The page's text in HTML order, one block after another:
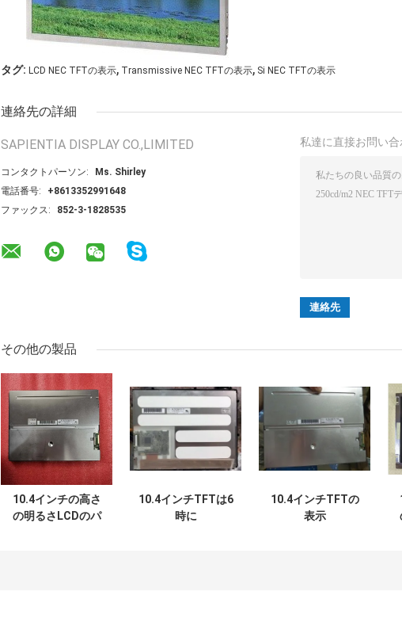
タグ: LCD NEC TFTの表示, Transmissive NEC TFTの表示, Si NEC TFTの表示
連絡先の詳細
SAPIENTIA DISPLAY CO.,LIMITED
コンタクトパーソン:
Ms. Shirley
電話番号:
+8613352991648
ファックス:
852-3-1828535
私達に直接お問い
その他の製品
10.4インチの高さ
の明るさLCDのパ
10.4インチTFTは6
時に
10.4インチTFTの
表示